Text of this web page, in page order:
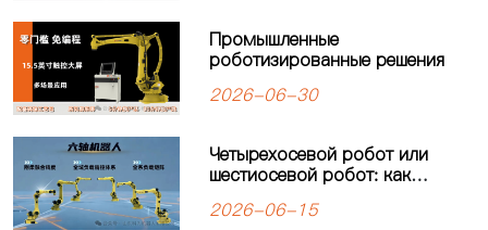
новую главу в автоматизации
паллетизации
Промышленные
роботизированные решения
2026-06-30
Четырехосевой робот или
шестиосевой робот: как
для автоматизации
2026-06-15